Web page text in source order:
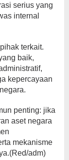
serius yang
internal
terkait.
baik,
kepercayaan
penting: jika
aset negara
mekanisme
adm)